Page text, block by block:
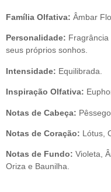
Família Olfativa: Âmbar
Personalidade:
seus próprios sonhos.
Intensidade: Equilibrada.
Inspiração Olfativa:
Notas de Cabeça:
Notas de Coração: Lótus,
Notas de Fundo: Violeta,
Oriza e Baunilha.